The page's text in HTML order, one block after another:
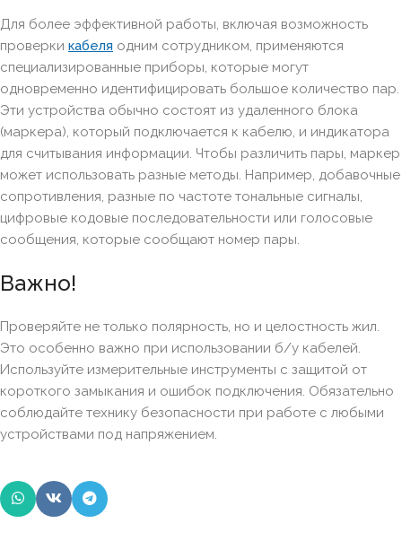
Для более эффективной работы, включая возможность
проверки кабеля одним сотрудником, применяются
специализированные приборы, которые могут
одновременно идентифицировать большое количество пар.
Эти устройства обычно состоят из удаленного блока
(маркера), который подключается к кабелю, и индикатора
для считывания информации. Чтобы различить пары, маркер
может использовать разные методы. Например, добавочные
сопротивления, разные по частоте тональные сигналы,
цифровые кодовые последовательности или голосовые
сообщения, которые сообщают номер пары.
Важно!
Проверяйте не только полярность, но и целостность жил.
Это особенно важно при использовании б/у кабелей.
Используйте измерительные инструменты с защитой от
короткого замыкания и ошибок подключения. Обязательно
соблюдайте технику безопасности при работе с любыми
устройствами под напряжением.